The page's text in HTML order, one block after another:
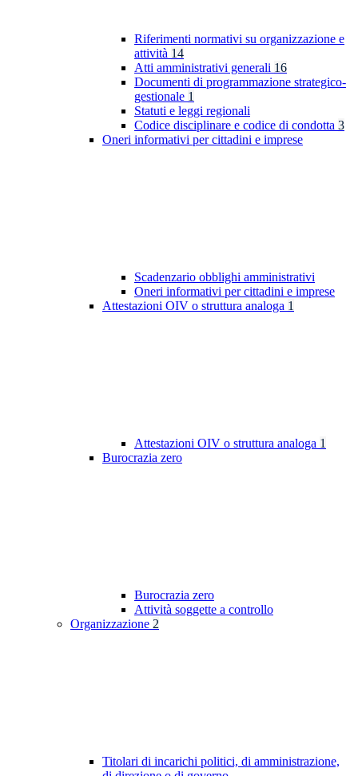
Riferimenti normativi su organizzazione e
attività 14
Atti amministrativi generali 16
Documenti di programmazione strategico-
gestionale 1
Statuti e leggi regionali
Codice disciplinare e codice di condotta 3
Oneri informativi per cittadini e imprese
Scadenzario obblighi amministrativi
Oneri informativi per cittadini e imprese
Attestazioni OIV o struttura analoga 1
Attestazioni OIV o struttura analoga 1
Burocrazia zero
Burocrazia zero
Attività soggette a controllo
Organizzazione 2
Titolari di incarichi politici, di amministrazione,